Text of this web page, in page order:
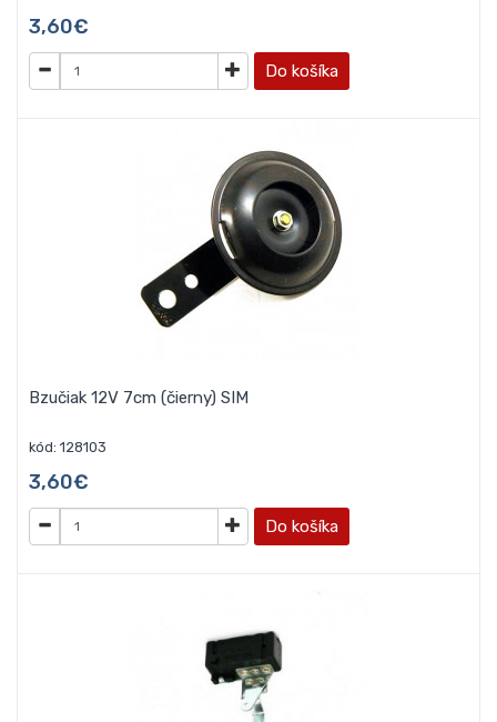
3,60€
Do košíka
Bzučiak 12V 7cm (čierny) SIM
kód: 128103
3,60€
Do košíka